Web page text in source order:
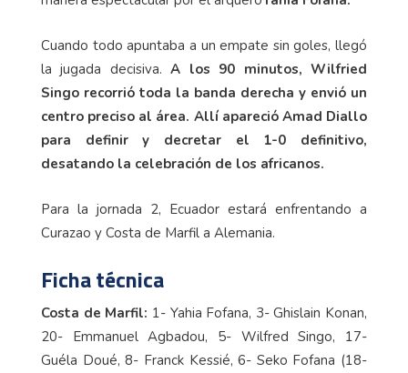
Cuando todo apuntaba a un empate sin goles, llegó
la jugada decisiva.A los 90 minutos, Wilfried
Singo recorrió toda la banda derecha y envió un
centro preciso al área. Allí apareció Amad Diallo
para definir y decretar el 1-0 definitivo,
desatando la celebración de los africanos.
Para la jornada 2, Ecuador estará enfrentando a
Curazao y Costa de Marfil a Alemania.
Ficha técnica
Costa de Marfil: 1- Yahia Fofana, 3- Ghislain Konan,
20- Emmanuel Agbadou, 5- Wilfred Singo, 17-
Guéla Doué, 8- Franck Kessié, 6- Seko Fofana (18-